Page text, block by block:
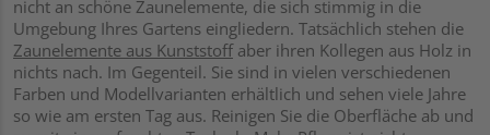
nicht an schöne Zaunelemente, die sich stimmig in die
Umgebung Ihres Gartens eingliedern. Tatsächlich stehen die
Zaunelemente aus Kunststoffaber ihren Kollegen aus Holz in
nichts nach. Im Gegenteil. Sie sind in vielen verschiedenen
Farben und Modellvarianten erhältlich und sehen viele Jahre
so wie am ersten Tag aus. Reinigen Sie die Oberfläche ab und